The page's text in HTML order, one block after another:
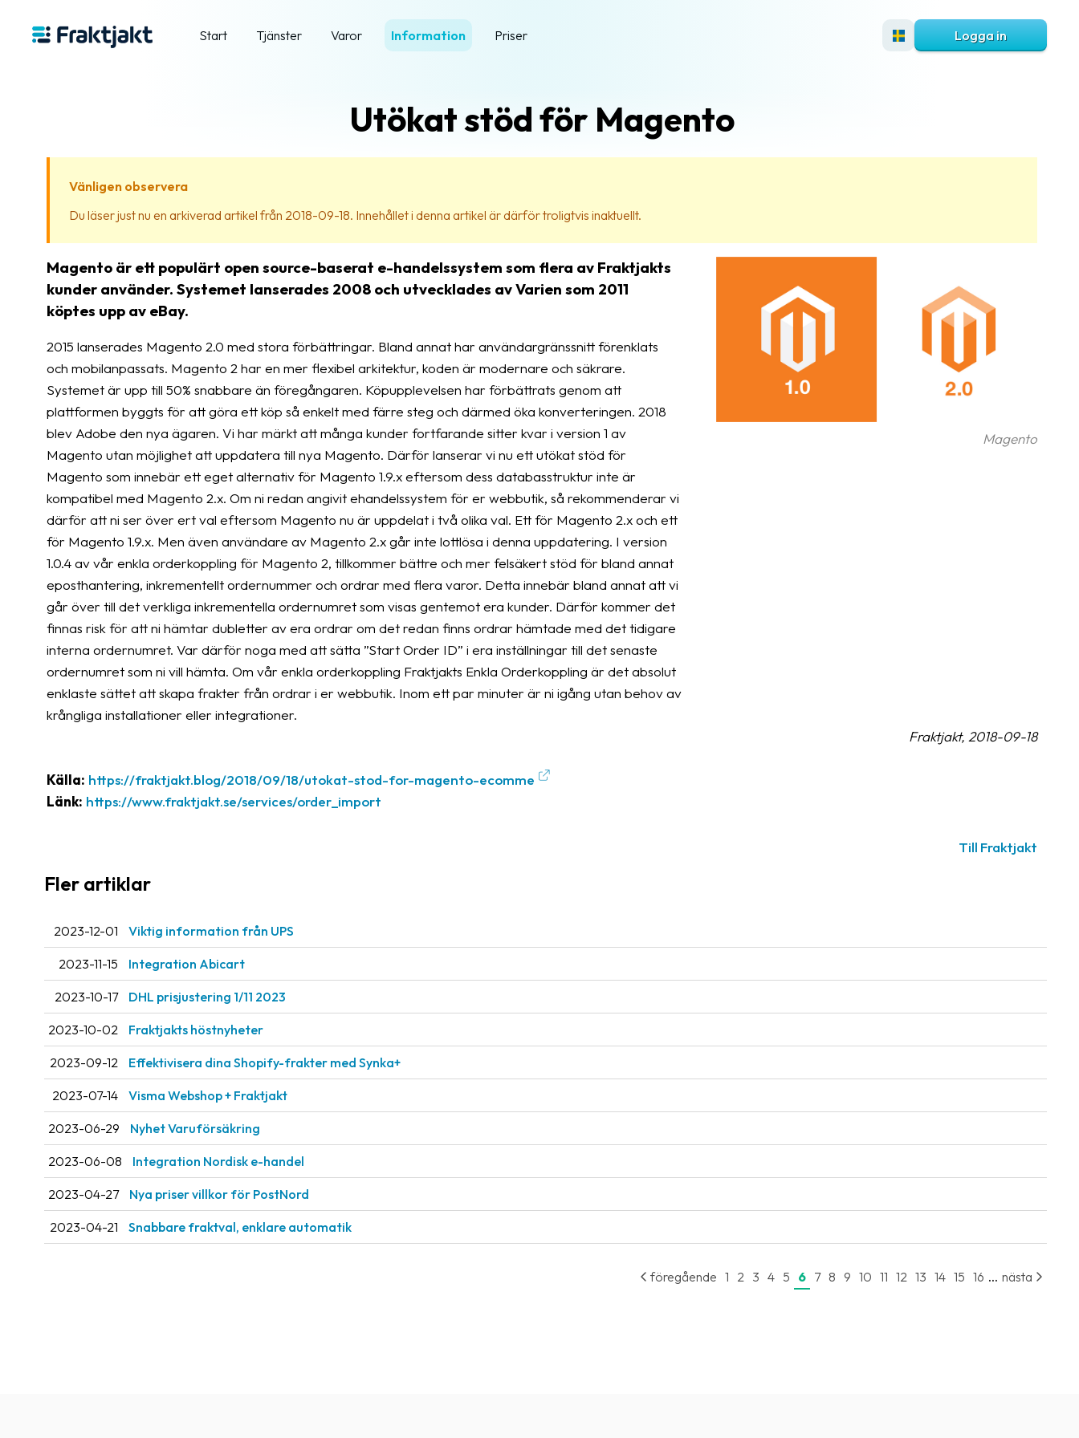
Start Tjänster Varor Information Priser Logga in
Utökat stöd för Magento
Vänligen observera
Du läser just nu en arkiverad artikel från 2018-09-18. Innehållet i denna artikel är därför troligtvis inaktuellt.
Magento
Magento är ett populärt open source-baserat e-handelssystem som flera av Fraktjakts
kunder använder. Systemet lanserades 2008 och utvecklades av Varien som 2011
köptes upp av eBay.
2015 lanserades Magento 2.0 med stora förbättringar. Bland annat har användargränssnitt förenklats
och mobilanpassats. Magento 2 har en mer flexibel arkitektur, koden är modernare och säkrare.
Systemet är upp till 50% snabbare än föregångaren. Köpupplevelsen har förbättrats genom att
plattformen byggts för att göra ett köp så enkelt med färre steg och därmed öka konverteringen. 2018
blev Adobe den nya ägaren. Vi har märkt att många kunder fortfarande sitter kvar i version 1 av
Magento utan möjlighet att uppdatera till nya Magento. Därför lanserar vi nu ett utökat stöd för
Magento som innebär ett eget alternativ för Magento 1.9.x eftersom dess databasstruktur inte är
kompatibel med Magento 2.x. Om ni redan angivit ehandelssystem för er webbutik, så rekommenderar vi
därför att ni ser över ert val eftersom Magento nu är uppdelat i två olika val. Ett för Magento 2.x och ett
för Magento 1.9.x. Men även användare av Magento 2.x går inte lottlösa i denna uppdatering. I version
1.0.4 av vår enkla orderkoppling för Magento 2, tillkommer bättre och mer felsäkert stöd för bland annat
eposthantering, inkrementellt ordernummer och ordrar med flera varor. Detta innebär bland annat att vi
går över till det verkliga inkrementella ordernumret som visas gentemot era kunder. Därför kommer det
finnas risk för att ni hämtar dubletter av era ordrar om det redan finns ordrar hämtade med det tidigare
interna ordernumret. Var därför noga med att sätta ”Start Order ID” i era inställningar till det senaste
ordernumret som ni vill hämta. Om vår enkla orderkoppling Fraktjakts Enkla Orderkoppling är det absolut
enklaste sättet att skapa frakter från ordrar i er webbutik. Inom ett par minuter är ni igång utan behov av
krångliga installationer eller integrationer.
Fraktjakt, 2018-09-18
Källa: https://fraktjakt.blog/2018/09/18/utokat-stod-for-magento-ecomme
Länk: https://www.fraktjakt.se/services/order_import
Till Fraktjakt
Fler artiklar
2023-12-01 Viktig information från UPS
2023-11-15 Integration Abicart
2023-10-17 DHL prisjustering 1/11 2023
2023-10-02 Fraktjakts höstnyheter
2023-09-12 Effektivisera dina Shopify-frakter med Synka+
2023-07-14 Visma Webshop + Fraktjakt
2023-06-29 Nyhet Varuförsäkring
2023-06-08 Integration Nordisk e-handel
2023-04-27 Nya priser villkor för PostNord
2023-04-21 Snabbare fraktval, enklare automatik
föregående 1 2 3 4 5 6 7 8 9 10 11 12 13 14 15 16 ... nästa